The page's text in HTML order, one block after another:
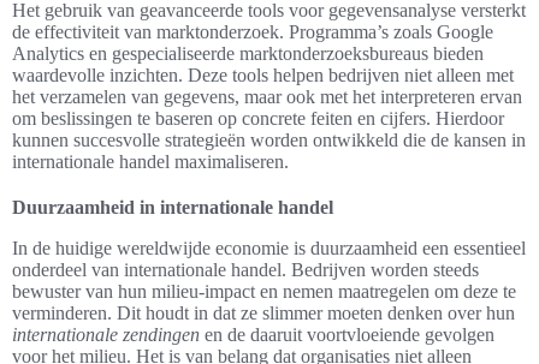
Het gebruik van geavanceerde tools voor gegevensanalyse versterkt
de effectiviteit van marktonderzoek. Programma’s zoals Google
Analytics en gespecialiseerde marktonderzoeksbureaus bieden
waardevolle inzichten. Deze tools helpen bedrijven niet alleen met
het verzamelen van gegevens, maar ook met het interpreteren ervan
om beslissingen te baseren op concrete feiten en cijfers. Hierdoor
kunnen succesvolle strategieën worden ontwikkeld die de kansen in
internationale handel maximaliseren.
Duurzaamheid in internationale handel
In de huidige wereldwijde economie is duurzaamheid een essentieel
onderdeel van internationale handel. Bedrijven worden steeds
bewuster van hun milieu-impact en nemen maatregelen om deze te
verminderen. Dit houdt in dat ze slimmer moeten denken over hun
internationale zendingen en de daaruit voortvloeiende gevolgen
voor het milieu. Het is van belang dat organisaties niet alleen